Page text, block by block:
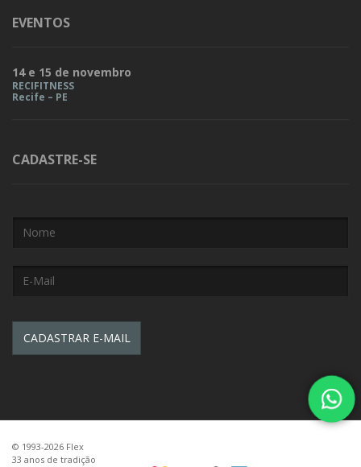
EVENTOS
14 e 15 de novembro
RECIFITNESS
Recife – PE
CADASTRE-SE
© 1993-2026 Flex
33 anos de tradição